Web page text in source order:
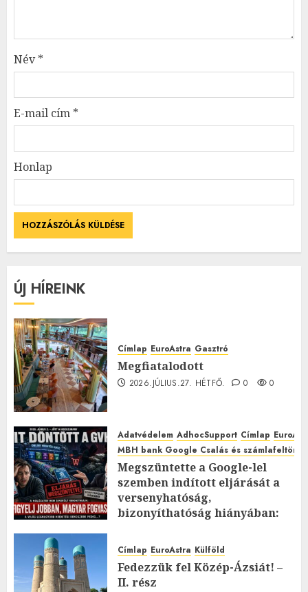
Név*
E-mail cím *
Honlap
ÚJ HÍREINK
Címlap EuroAstra Gasztró
Megfiatalodott
2026.JÚLIUS.27. HÉTFŐ. 0 0
Adatvédelem AdhocSupport Címlap
MBH bank Google Csalás és
Megszüntette a Google-lel
szemben indított eljárását a
versenyhatóság,
bizonyíthatóság hiányában:
2026.JÚLIUS.23. CSÜTÖRTÖK.
0
Címlap EuroAstra Külföld
Fedezzük fel Közép-Ázsiát! –
II. rész